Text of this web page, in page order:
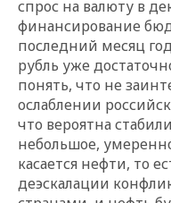
спрос на валюту в
финансирование
последний месяц
рубль уже
понять, что не
ослаблении
что вероятна
небольшое,
касается нефти, то
деэскалации